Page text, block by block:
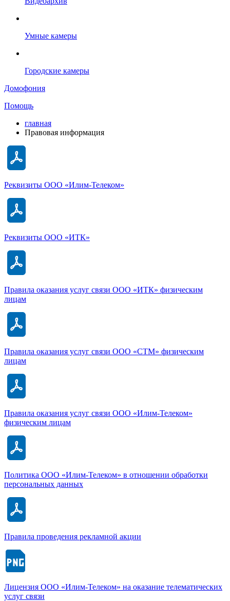
Умные камеры
Городские камеры
Домофония
Помощь
главная
Правовая информация
Реквизиты ООО «Илим-Телеком»
Реквизиты ООО «ИТК»
Правила оказания услуг связи ООО «ИТК» физическим
лицам
Правила оказания услуг связи ООО «СТМ» физическим
лицам
Правила оказания услуг связи ООО «Илим-Телеком»
физическим лицам
Политика ООО «Илим-Телеком» в отношении обработки
персональных данных
Правила проведения рекламной акции​
Лицензия ООО «Илим-Телеком» на оказание телематических
услуг связи